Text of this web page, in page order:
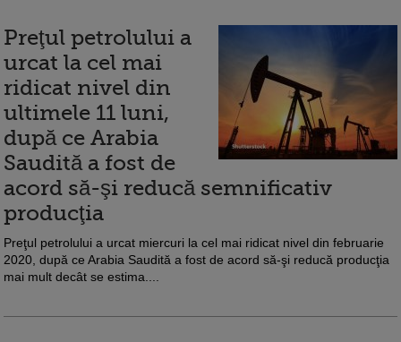
Preţul petrolului a
urcat la cel mai
ridicat nivel din
ultimele 11 luni,
după ce Arabia
Saudită a fost de
acord să-şi reducă semnificativ
producţia
Preţul petrolului a urcat miercuri la cel mai ridicat nivel din februarie
2020, după ce Arabia Saudită a fost de acord să-şi reducă producţia
mai mult decât se estima....